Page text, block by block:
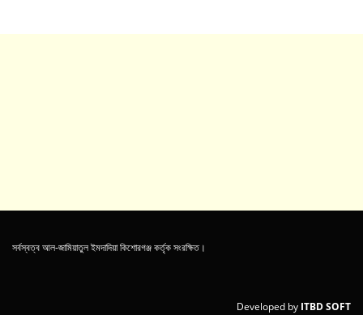
সর্বস্বত্ব আল-জামিয়াতুল ইমদাদিয়া কিশোরগঞ্জ কর্তৃক সংরক্ষিত।
Developed by ITBD SOFT